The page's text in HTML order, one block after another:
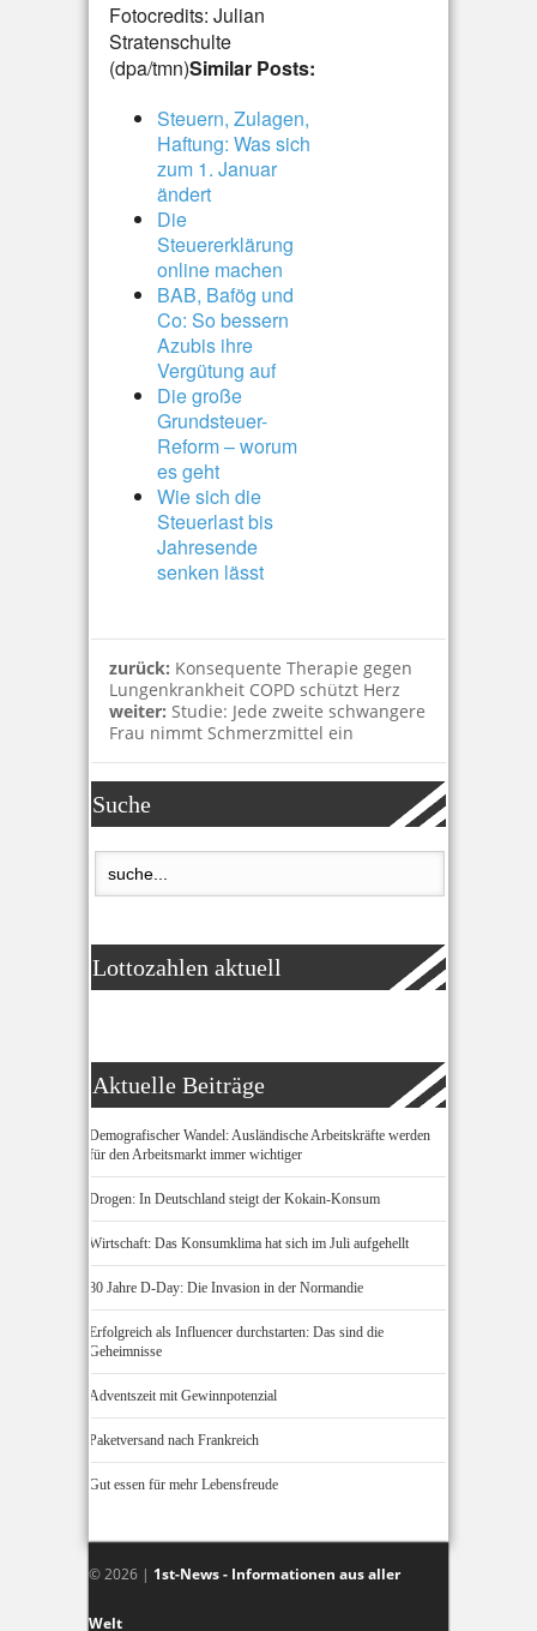
Fotocredits: Julian
Stratenschulte
(dpa/tmn)Similar Posts:
Steuern, Zulagen,
Haftung: Was sich
zum 1. Januar
ändert
Die
Steuererklärung
online machen
BAB, Bafög und
Co: So bessern
Azubis ihre
Vergütung auf
Die große
Grundsteuer-
Reform – worum
es geht
Wie sich die
Steuerlast bis
Jahresende
senken lässt
zurück: Konsequente Therapie gegen
Lungenkrankheit COPD schützt Herz
weiter: Studie: Jede zweite schwangere
Frau nimmt Schmerzmittel ein
Suche
Lottozahlen aktuell
Aktuelle Beiträge
Demografischer Wandel: Ausländische Arbeitskräfte werden
für den Arbeitsmarkt immer wichtiger
Drogen: In Deutschland steigt der Kokain-Konsum
Wirtschaft: Das Konsumklima hat sich im Juli aufgehellt
80 Jahre D-Day: Die Invasion in der Normandie
Erfolgreich als Influencer durchstarten: Das sind die
Geheimnisse
Adventszeit mit Gewinnpotenzial
Paketversand nach Frankreich
Gut essen für mehr Lebensfreude
© 2026 | 1st-News - Informationen aus aller
Welt